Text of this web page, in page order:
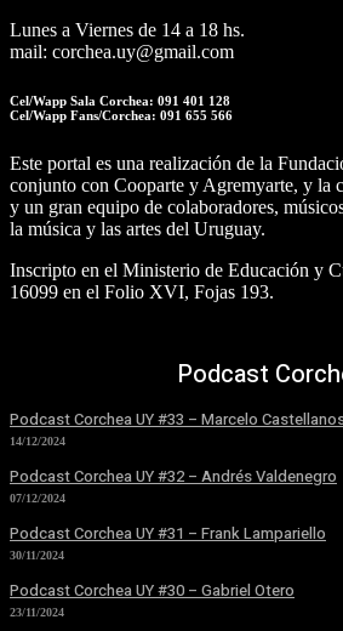
Lunes a Viernes de 14 a 18 hs.
mail: corchea.uy@gmail.com
Cel/Wapp Sala Corchea: 091 401 128
Cel/Wapp Fans/Corchea: 091 655 566
Este portal es una realización de la
conjunto con Cooparte y Agremyarte, y la
y un gran equipo de colaboradores,
la música y las artes del Uruguay.
Inscripto en el Ministerio de Educación y
16099 en el Folio XVI, Fojas 193.
Podcast
Podcast Corchea UY #33 – Marcelo
14/12/2024
Podcast Corchea UY #32 – Andrés Valdenegro
07/12/2024
Podcast Corchea UY #31 – Frank Lampariello
30/11/2024
Podcast Corchea UY #30 – Gabriel Otero
23/11/2024